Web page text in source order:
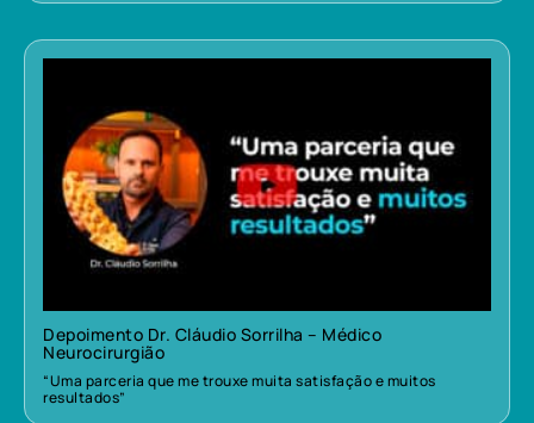
Depoimento Dr. Cláudio Sorrilha – Médico
Neurocirurgião
“Uma parceria que me trouxe muita satisfação e muitos
resultados”